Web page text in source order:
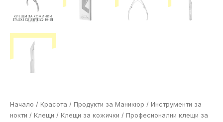
Начало / Красота / Продукти за Маникюр / Инструменти за
нокти / Клещи / Клещи за кожички / Професионални клещи за